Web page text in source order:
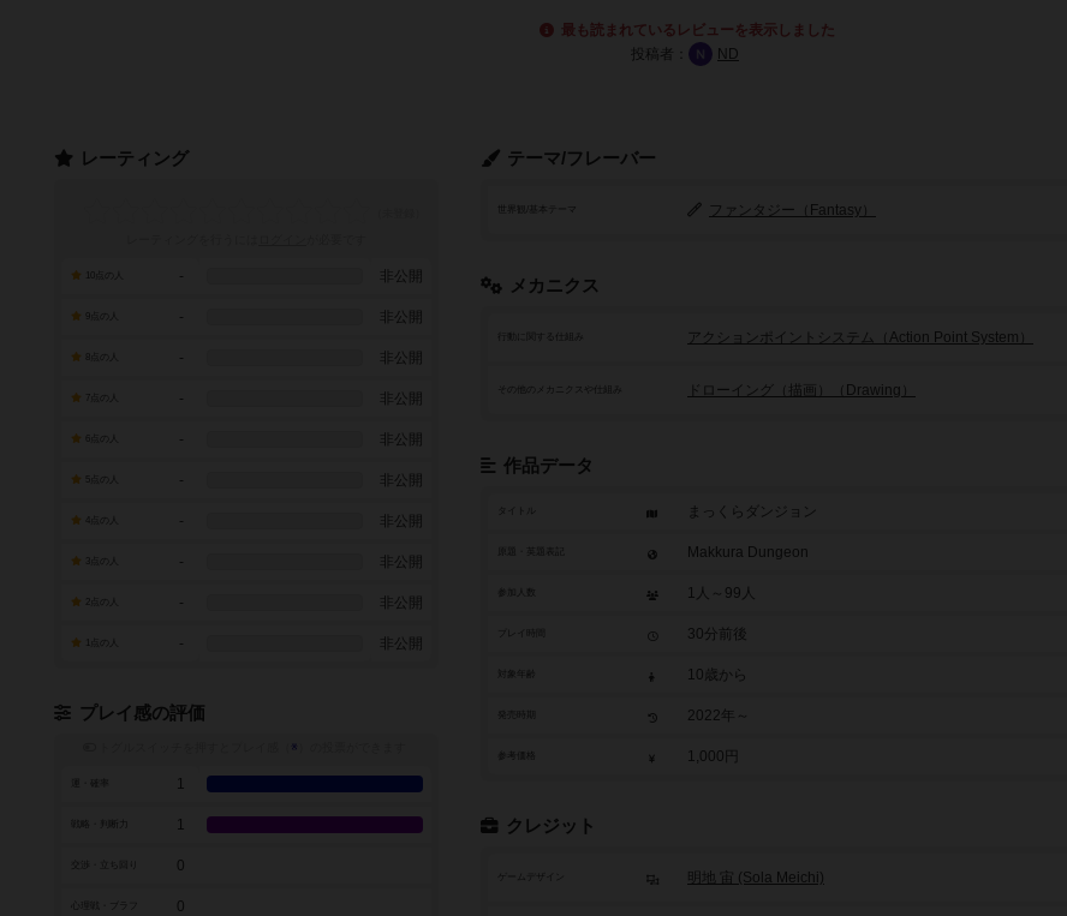
最も読まれているレビューを表示しました
投稿者：
ND
テーマ/フレーバー
世界観/基本テーマ ファンタジー（Fantasy）
メカニクス
行動に関する仕組み アクションポイントシステム（Action Point System）
その他のメカニクスや仕組み ドローイング（描画）（Drawing）
作品データ
タイトル まっくらダンジョン
Makkura Dungeon
参加人数 1人～99人
30分前後
10歳から
2022年～
参考価格 1,000円
クレジット
ゲームデザイン 明地 宙 (Sola Meichi)
レーティング
- 非公開
- 非公開
- 非公開
7点の人 - 非公開
- 非公開
- 非公開
- 非公開
- 非公開
- 非公開
- 非公開
プレイ感の評価
※
1
戦略・判断力 1
0
0